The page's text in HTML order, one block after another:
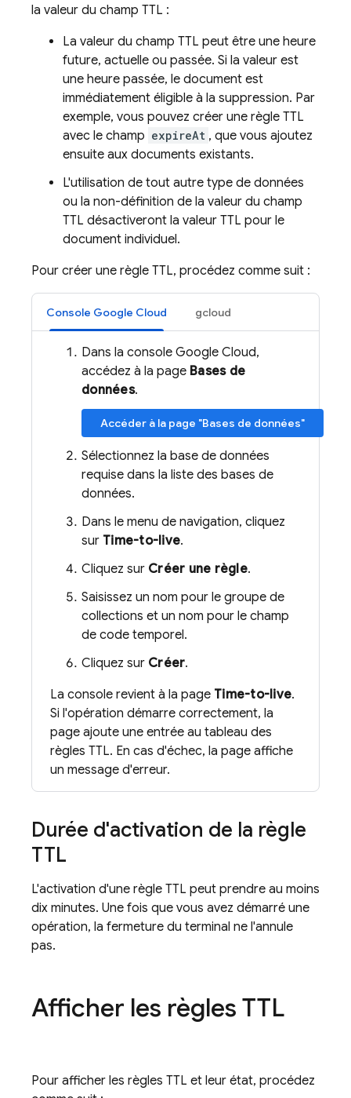
la valeur du champ TTL :
La valeur du champ TTL peut être une heure
future, actuelle ou passée. Si la valeur est
une heure passée, le document est
immédiatement éligible à la suppression. Par
exemple, vous pouvez créer une règle TTL
avec le champ expireAt , que vous ajoutez
ensuite aux documents existants.
L'utilisation de tout autre type de données
ou la non-définition de la valeur du champ
TTL désactiveront la valeur TTL pour le
document individuel.
Pour créer une règle TTL, procédez comme suit :
Console Google Cloud gcloud
Dans la console Google Cloud,
accédez à la page Bases de
données.
Accéder à la page "Bases de données"
Sélectionnez la base de données
requise dans la liste des bases de
données.
Dans le menu de navigation, cliquez
sur Time-to-live.
Cliquez sur Créer une règle.
Saisissez un nom pour le groupe de
collections et un nom pour le champ
de code temporel.
Cliquez sur Créer.
La console revient à la page Time-to-live.
Si l'opération démarre correctement, la
page ajoute une entrée au tableau des
règles TTL. En cas d'échec, la page affiche
un message d'erreur.
Durée d'activation de la règle
TTL
L'activation d'une règle TTL peut prendre au moins
dix minutes. Une fois que vous avez démarré une
opération, la fermeture du terminal ne l'annule
pas.
Afficher les règles TTL
Pour afficher les règles TTL et leur état, procédez